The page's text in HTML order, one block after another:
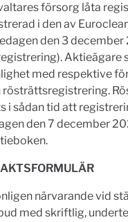
försorg låta
i den av
den 3 december
Aktieägare
med respektive
i sådan tid att
den 7 december
närvarande vid
med skriftlig,